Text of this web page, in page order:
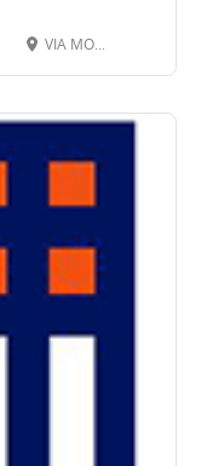
VIA MONTEGRAPPA 45, 24068 SERIATE BG